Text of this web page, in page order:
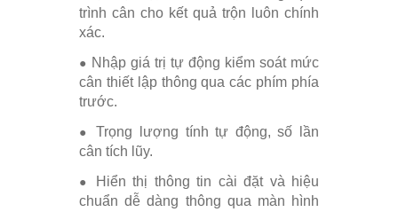
trình cân cho kết quả trộn luôn chính
xác.
● Nhập giá trị tự động kiểm soát mức
cân thiết lập thông qua các phím phía
trước.
● Trọng lượng tính tự động, số lần
cân tích lũy.
●
Hiển thị thông tin cài đặt và hiệu
chuẩn dễ dàng thông qua màn hình